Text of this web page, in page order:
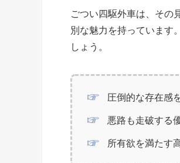
ごつい四駆外車は、その
別な魅力を持っています
しょう。
圧倒的な存在感
悪路も走破する
所有欲を満たす